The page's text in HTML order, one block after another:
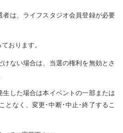
は、ライフスタジオ会員登録が必要
おります。
ない場合は、当選の権利を無効とさ
した場合は本イベントの一部または
となく、変更･中断･中止･終了するこ